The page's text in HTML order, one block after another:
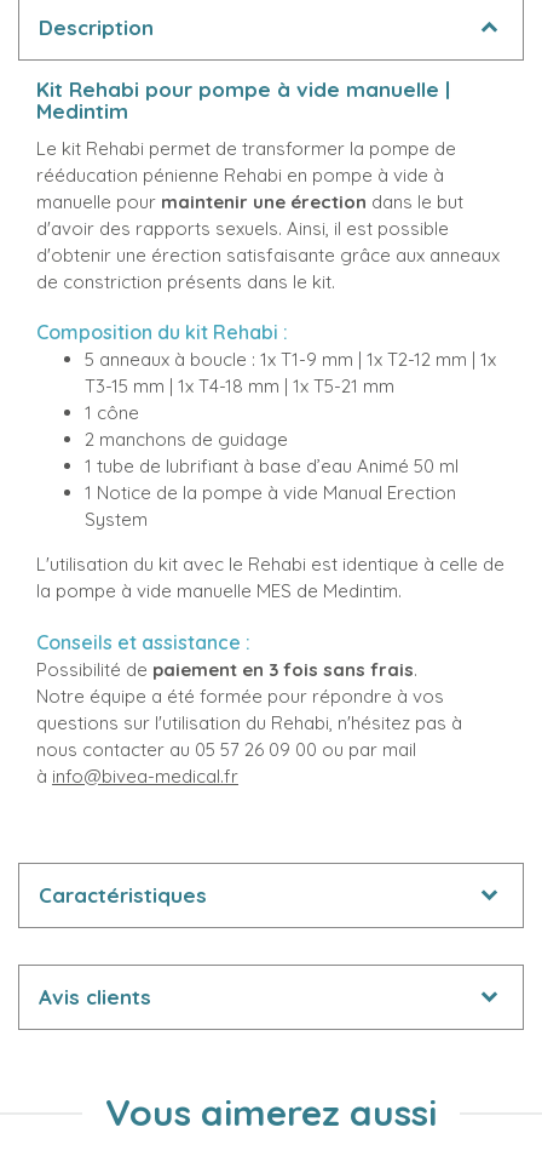
Description
Kit Rehabi pour pompe à vide manuelle |
Medintim
Le kit Rehabi permet de transformer la pompe de
rééducation pénienne Rehabi en pompe à vide à
manuelle pour maintenir une érection dans le but
d'avoir des rapports sexuels. Ainsi, il est possible
d'obtenir une érection satisfaisante grâce aux anneaux
de constriction présents dans le kit.
Composition du kit Rehabi :
5 anneaux à boucle : 1x T1-9 mm | 1x T2-12 mm | 1x
T3-15 mm | 1x T4-18 mm | 1x T5-21 mm
1 cône
2 manchons de guidage
1 tube de lubrifiant à base d’eau Animé 50 ml
1 Notice de la pompe à vide Manual Erection
System
L'utilisation du kit avec le Rehabi est identique à celle de
la pompe à vide manuelle MES de Medintim.
Conseils et assistance :
Possibilité de paiement en 3 fois sans frais.
Notre équipe a été formée pour répondre à vos
questions sur l'utilisation du Rehabi, n'hésitez pas à
nous contacter au 05 57 26 09 00 ou par mail
à info@bivea-medical.fr
Caractéristiques
Avis clients
Vous aimerez aussi